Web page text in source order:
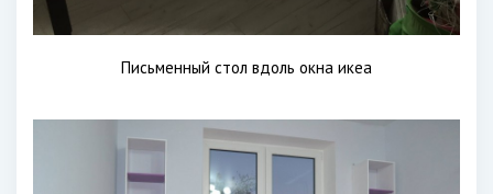
Письменный стол вдоль окна икеа